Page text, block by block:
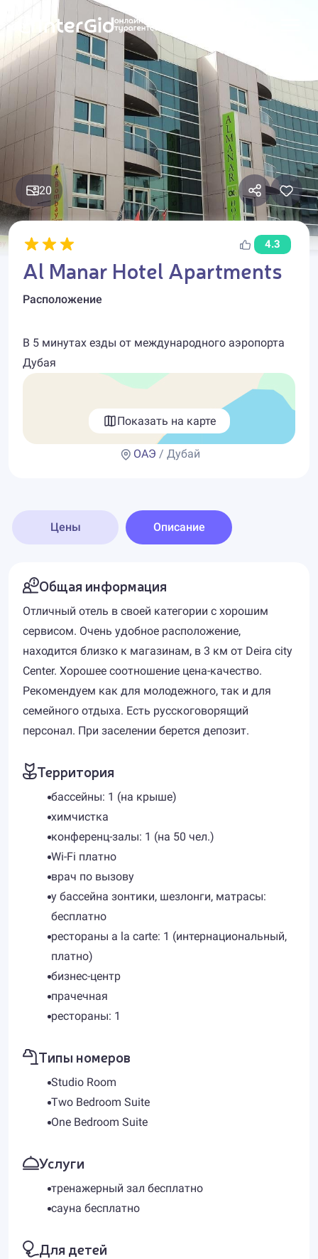
20
4.3
Al Manar Hotel Apartments
Расположение
В 5 минутах езды от международного аэропорта
Дубая
Показать на карте
ОАЭ / Дубай
Цены Описание
Общая информация
Отличный отель в своей категории с хорошим
сервисом. Очень удобное расположение,
находится близко к магазинам, в 3 км от Deira city
Center. Хорошее соотношение цена-качество.
Рекомендуем как для молодежного, так и для
семейного отдыха. Есть русскоговорящий
персонал. При заселении берется депозит.
Территория
бассейны: 1 (на крыше)
химчистка
конференц-залы: 1 (на 50 чел.)
Wi-Fi платно
врач по вызову
у бассейна зонтики, шезлонги, матрасы:
бесплатно
рестораны a la carte: 1 (интернациональный,
платно)
бизнес-центр
прачечная
рестораны: 1
Типы номеров
Studio Room
Two Bedroom Suite
One Bedroom Suite
Услуги
тренажерный зал бесплатно
сауна бесплатно
Для детей